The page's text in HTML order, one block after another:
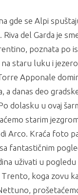
gde se Alpi
del Garda je
poznata po
staru luku i jezero
Apponale
danas deo
dolasku u ovaj
starim
Arco. Kraća foto
fantastičnim
uživati u
koga zovu